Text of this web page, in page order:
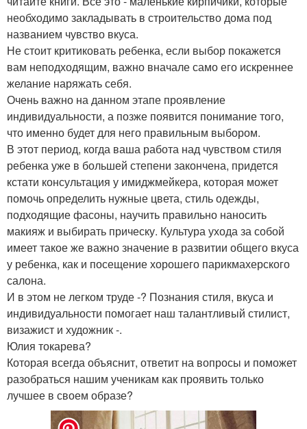
необходимо закладывать в строительство дома под
названием чувство вкуса.
Не стоит критиковать ребенка, если выбор покажется
вам неподходящим, важно вначале само его искреннее
желание наряжать себя.
Очень важно на данном этапе проявление
индивидуальности, а позже появится понимание того,
что именно будет для него правильным выбором.
В этот период, когда ваша работа над чувством стиля
ребенка уже в большей степени закончена, придется
кстати консультация у имиджмейкера, которая может
помочь определить нужные цвета, стиль одежды,
подходящие фасоны, научить правильно наносить
макияж и выбирать прическу. Культура ухода за собой
имеет такое же важно значение в развитии общего вкуса
у ребенка, как и посещение хорошего парикмахерского
салона.
И в этом не легком труде -? Познания стиля, вкуса и
индивидуальности помогает наш талантливый стилист,
визажист и художник -.
Юлия токарева?
Которая всегда объяснит, ответит на вопросы и поможет
разобраться нашим ученикам как проявить только
лучшее в своем образе?